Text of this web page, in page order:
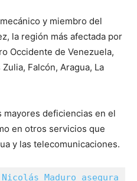
y miembro del
la región más afectada por
Occidente de Venezuela,
Falcón, Aragua, La
mayores deficiencias en el
en otros servicios que
y las telecomunicaciones.
Nicolás Maduro asegura